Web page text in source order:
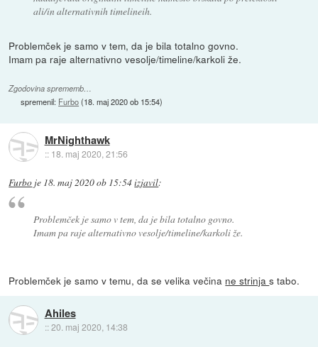
ali/in alternativnih timelineih.
Problemček je samo v tem, da je bila totalno govno.
Imam pa raje alternativno vesolje/timeline/karkoli že.
Zgodovina sprememb…
spremenil: Furbo(18. maj 2020 ob 15:54)
MrNighthawk
:: 18. maj 2020, 21:56
Furbo je 18. maj 2020 ob 15:54izjavil:
Problemček je samo v tem, da je bila totalno govno.
Imam pa raje alternativno vesolje/timeline/karkoli že.
Problemček je samo v temu, da se velika večina ne strinjas tabo.
Ahiles
::20. maj 2020, 14:38